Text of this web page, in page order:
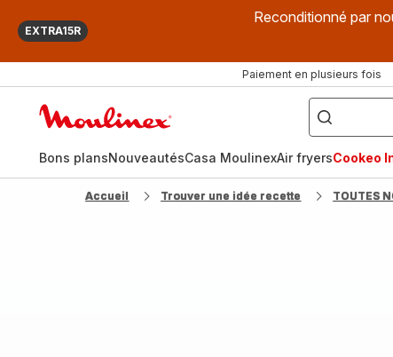
EXTRA15R
Reconditionné par
Paiement en plusieurs fois
["Que
recherchez-
vous
?",
fryer",
"Companion"]
Bons plansNouveautésCasa MoulinexAir fryersCookeo
Accueil Trouver une idée recette TOUTES